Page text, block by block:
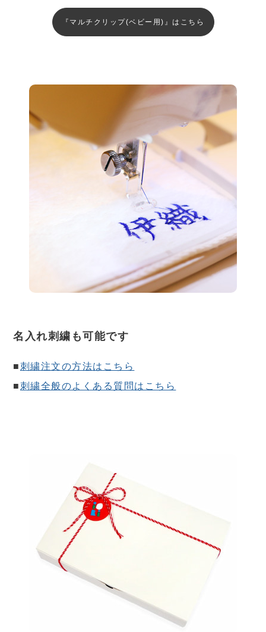
『マルチクリップ(ベビー用)』はこちら
名入れ刺繍も可能です
■刺繍注文の方法はこちら
■刺繍全般のよくある質問はこちら